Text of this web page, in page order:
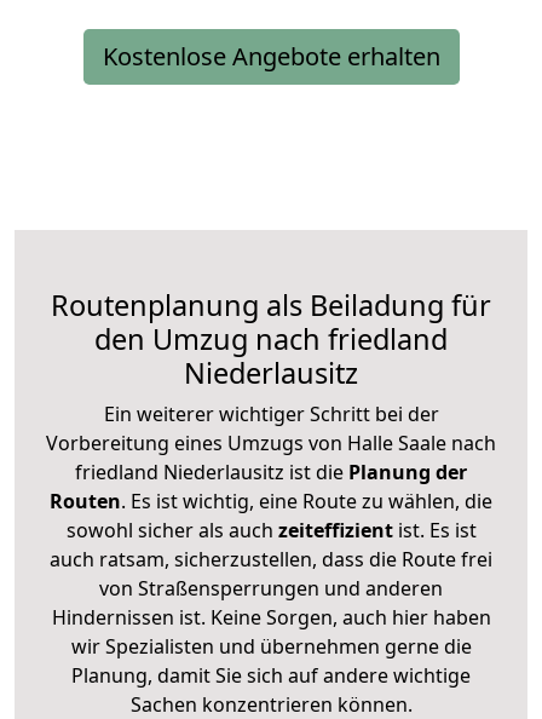
Kostenlose Angebote erhalten
Routenplanung als Beiladung für
den Umzug nach friedland
Niederlausitz
Ein weiterer wichtiger Schritt bei der
Vorbereitung eines Umzugs von Halle Saale nach
friedland Niederlausitz ist die Planung der
Routen. Es ist wichtig, eine Route zu wählen, die
sowohl sicher als auch zeiteffizientist. Es ist
auch ratsam, sicherzustellen, dass die Route frei
von Straßensperrungen und anderen
Hindernissen ist. Keine Sorgen, auch hier haben
wir Spezialisten und übernehmen gerne die
Planung, damit Sie sich auf andere wichtige
Sachen konzentrieren können.